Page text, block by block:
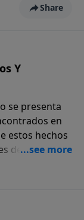
Share
Y
se presenta
en
estos hechos
de que
que la